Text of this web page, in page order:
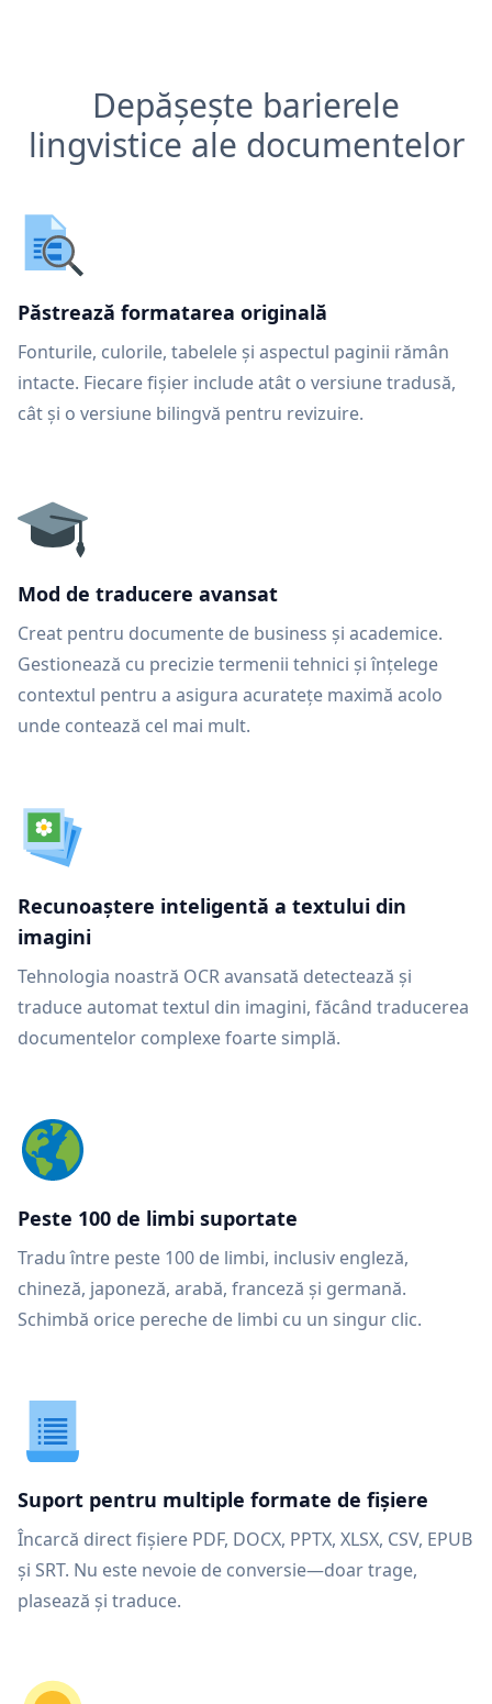
Depășește barierele
lingvistice ale documentelor
Păstrează formatarea originală
Fonturile, culorile, tabelele și aspectul paginii rămân
intacte. Fiecare fișier include atât o versiune tradusă,
cât și o versiune bilingvă pentru revizuire.
Mod de traducere avansat
Creat pentru documente de business și academice.
Gestionează cu precizie termenii tehnici și înțelege
contextul pentru a asigura acuratețe maximă acolo
unde contează cel mai mult.
Recunoaștere inteligentă a textului din
imagini
Tehnologia noastră OCR avansată detectează și
traduce automat textul din imagini, făcând traducerea
documentelor complexe foarte simplă.
Peste 100 de limbi suportate
Tradu între peste 100 de limbi, inclusiv engleză,
chineză, japoneză, arabă, franceză și germană.
Schimbă orice pereche de limbi cu un singur clic.
Suport pentru multiple formate de fișiere
Încarcă direct fișiere PDF, DOCX, PPTX, XLSX, CSV, EPUB
și SRT. Nu este nevoie de conversie—doar trage,
plasează și traduce.